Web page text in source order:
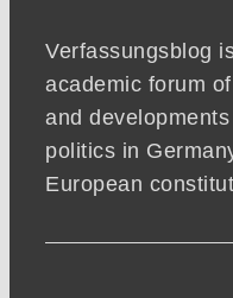
Verfassungsblog
academic forum
and
politics in
European